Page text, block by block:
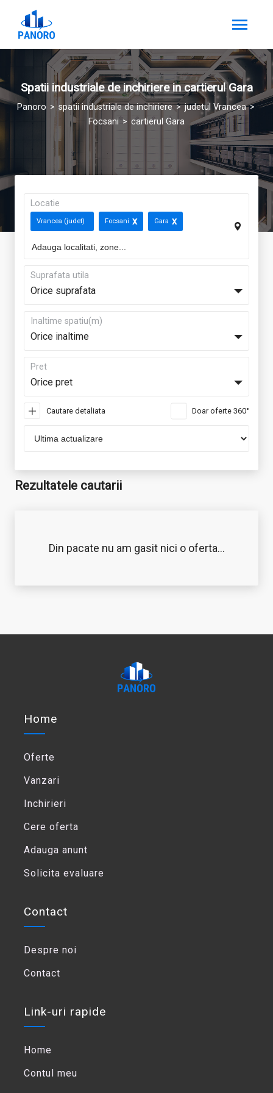
Spatii industriale de inchiriere in cartierul Gara
Panoro spatii industriale de inchiriere
judetul Vrancea
Focsani
cartierul Gara
Locatie
Vrancea (judet) Focsani Gara
Suprafata utila
Orice suprafata
Inaltime spatiu(m)
Orice inaltime
Pret
Orice pret
Doar oferte 360°
Cautare detaliata
Rezultatele cautarii
Din pacate nu am gasit nici o oferta...
Home
Oferte
Vanzari
Inchirieri
Cere oferta
Adauga anunt
Solicita evaluare
Contact
Despre noi
Contact
Link-uri rapide
Home
Contul meu